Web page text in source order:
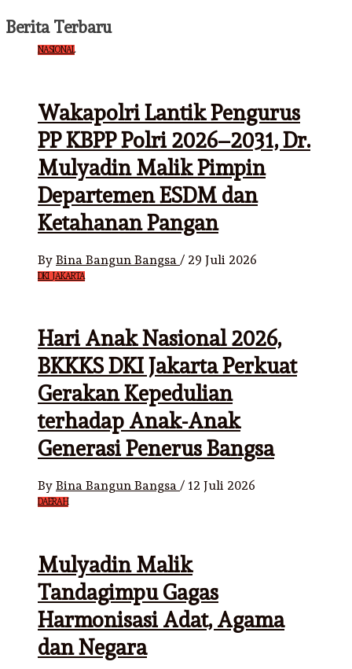
Berita Terbaru
NASIONAL
Wakapolri Lantik Pengurus
PP KBPP Polri 2026–2031, Dr.
Mulyadin Malik Pimpin
Departemen ESDM dan
Ketahanan Pangan
By Bina Bangun Bangsa / 29 Juli 2026
DKI JAKARTA
Hari Anak Nasional 2026,
BKKKS DKI Jakarta Perkuat
Gerakan Kepedulian
terhadap Anak-Anak
Generasi Penerus Bangsa
By Bina Bangun Bangsa / 12 Juli 2026
DAERAH
Mulyadin Malik
Tandagimpu Gagas
Harmonisasi Adat, Agama
dan Negara